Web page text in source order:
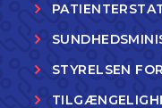
STYRELSEN